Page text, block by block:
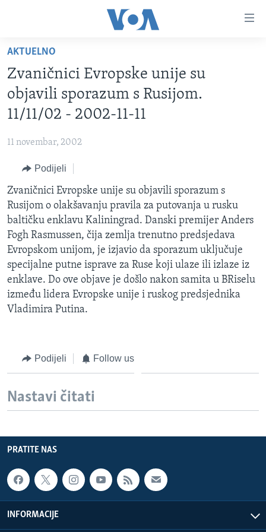
glavni
sadržaj
Pređi
na
glavnu
Idi
pretragu
VIDEO
FOTOGRAFIJE DANA
SJEDINJENE AMERIČKE DRŽAVE
BOSNA I HERCEGOVINA
SVIJET
NAUKA I TEHNOLOGIJA
SPECIJALNI PROJEKTI
KORUPCIJA
SLOBODA MEDIJA
ŽENSKA STRANA
IZBJEGLIČKA STRANA
MAGAZIN
O GLASU AMERIKE
PRATITE NAS
AKTUELNO
Zvaničnici Evropske unije su
objavili sporazum s Rusijom.
11/11/02 - 2002-11-11
11 novembar, 2002
Podijeli
Zvaničnici Evropske unije su objavili sporazum s
Rusijom o olakšavanju pravila za putovanja u rusku
baltičku enklavu Kaliningrad. Danski premijer Anders
Fogh Rasmussen, čija zemlja trenutno predsjedava
Evropskom unijom, je izjavio da sporazum uključuje
specijalne putne isprave za Ruse koji ulaze ili izlaze iz
enklave. Do ove objave je došlo nakon samita u BRiselu
između lidera Evropske unije i ruskog predsjednika
Vladimira Putina.
Podijeli Follow us
Nastavi čitati
PRATITE NAS
INFORMACIJE